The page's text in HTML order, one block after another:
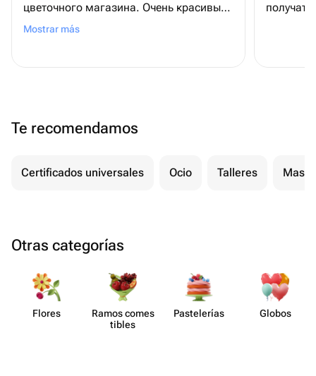
цветочного магазина. Очень красивый
букет получился. Выражаю огромную
Mostrar más
Te recomendamos
Certificados universales Ocio Talleres
Otras categorías
Flores
Ramos comes​
tibles
Paste​lerías Globos